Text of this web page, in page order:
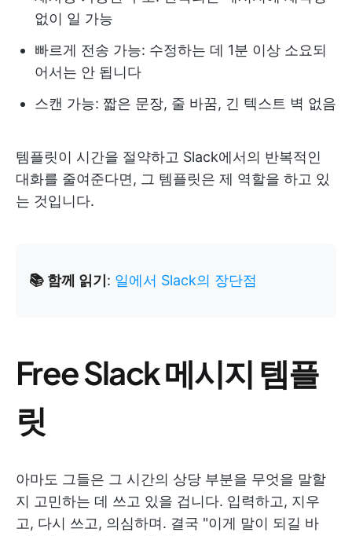
없이 일 가능
빠르게 전송 가능: 수정하는 데 1분 이상 소요되
어서는 안 됩니다
스캔 가능: 짧은 문장, 줄 바꿈, 긴 텍스트 벽 없음
템플릿이 시간을 절약하고 Slack에서의 반복적인
대화를 줄여준다면, 그 템플릿은 제 역할을 하고 있
는 것입니다.
📚 함께 읽기 : 일에서 Slack의 장단점
Free Slack 메시지 템플
릿
아마도 그들은 그 시간의 상당 부분을 무엇을 말할
지 고민하는 데 쓰고 있을 겁니다. 입력하고, 지우
고, 다시 쓰고, 의심하며. 결국 "이게 말이 되길 바